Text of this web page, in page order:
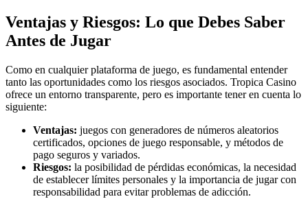
Ventajas y Riesgos: Lo que Debes Saber
Antes de Jugar
Como en cualquier plataforma de juego, es fundamental entender
tanto las oportunidades como los riesgos asociados. Tropica Casino
ofrece un entorno transparente, pero es importante tener en cuenta lo
siguiente:
Ventajas: juegos con generadores de números aleatorios
certificados, opciones de juego responsable, y métodos de
pago seguros y variados.
Riesgos: la posibilidad de pérdidas económicas, la necesidad
de establecer límites personales y la importancia de jugar con
responsabilidad para evitar problemas de adicción.